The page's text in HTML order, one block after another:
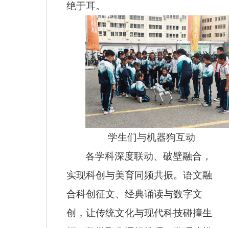
绝于耳。
学生们与机器狗互动
各学科深度联动、破壁融合，
实现科创与美育同频共振。语文融
合科创征文、经典诵读与数字文
创，让传统文化与现代科技碰撞生